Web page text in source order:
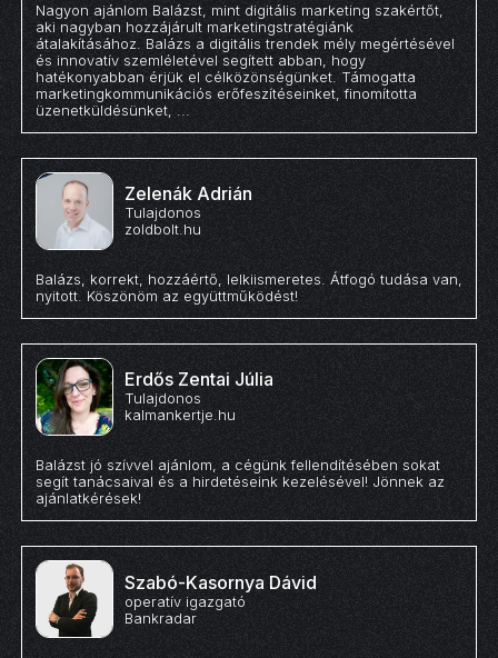
Nagyon ajánlom Balázst, mint digitális marketing szakértőt,
aki nagyban hozzájárult marketingstratégiánk
átalakításához. Balázs a digitális trendek mély megértésével
és innovatív szemléletével segített abban, hogy
hatékonyabban érjük el célközönségünket. Támogatta
marketingkommunikációs erőfeszítéseinket, finomította
üzenetküldésünket, ...
Zelenák Adrián
Tulajdonos
zoldbolt.hu
Balázs, korrekt, hozzáértő, lelkiismeretes. Átfogó tudása van,
nyitott. Köszönöm az együttműködést!
Erdős Zentai Júlia
Tulajdonos
kalmankertje.hu
Balázst jó szívvel ajánlom, a cégünk fellendítésében sokat
segít tanácsaival és a hirdetéseink kezelésével! Jönnek az
ajánlatkérések!
Szabó-Kasornya Dávid
operatív igazgató
Bankradar